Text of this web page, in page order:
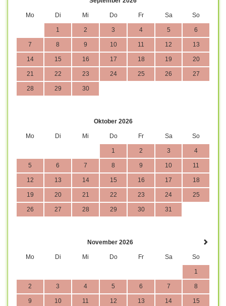
Mo Di Mi Do Fr Sa So
1 2 3 4 5 6
7 8 9 10 11 12 13
14 15 16 17 18 19 20
21 22 23 24 25 26 27
28 29 30
Oktober 2026
Mo Di Mi Do Fr Sa So
1 2 3 4
5 6 7 8 9 10 11
12 13 14 15 16 17 18
19 20 21 22 23 24 25
26 27 28 29 30 31
November 2026
Mo Di Mi Do Fr Sa So
1
2 3 4 5 6 7 8
9 10 11 12 13 14 15